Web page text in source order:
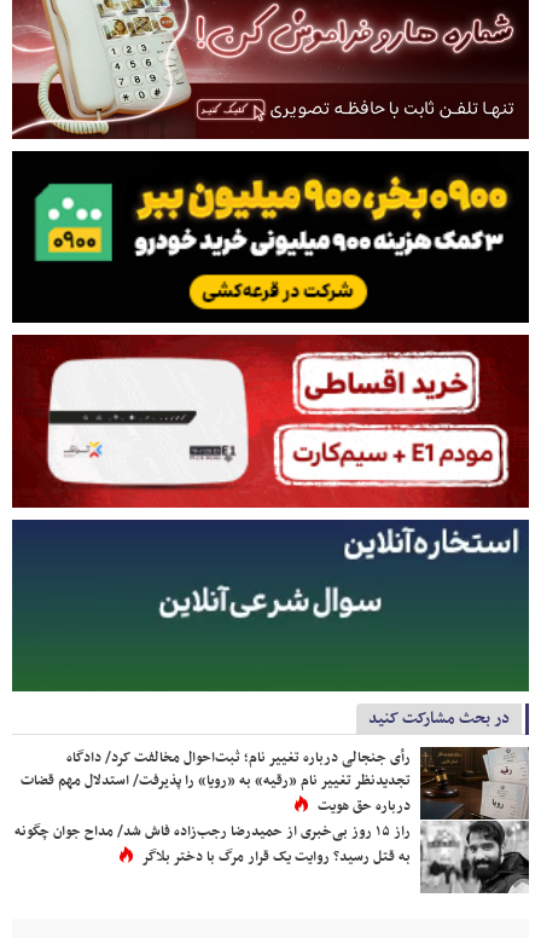
در بحث مشارکت کنید
رأی جنجالی درباره تغییر نام؛ ثبت‌احوال مخالفت کرد/ دادگاه
تجدیدنظر تغییر نام «رقیه» به «رویا» را پذیرفت/ استدلال مهم قضات
درباره حق هویت
راز ۱۵ روز بی‌خبری از حمیدرضا رجب‌زاده فاش شد/ مداح جوان چگونه
به قتل رسید؟ روایت یک قرار مرگ با دختر بلاگر